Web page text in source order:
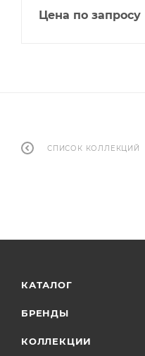
Цена по запросу
СПИСОК КОЛЛЕКЦИЙ
КАТАЛОГ
БРЕНДЫ
КОЛЛЕКЦИИ